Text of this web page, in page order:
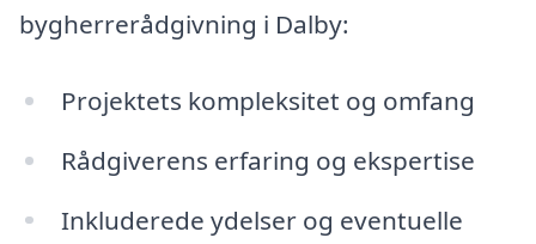
bygherrerådgivning i Dalby:
Projektets kompleksitet og omfang
Rådgiverens erfaring og ekspertise
Inkluderede ydelser og eventuelle